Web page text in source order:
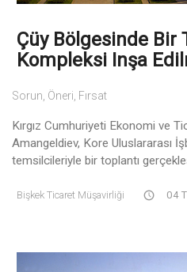
Çüy Bölgesinde Bir
Kompleksi Inşa
Sorun, Öneri, Fırsat
Kırgız Cumhuriyeti Ekonomi ve
Amangeldiev, Kore Uluslararası
temsilcileriyle bir toplantı
Bişkek Ticaret Müşavirliği 04